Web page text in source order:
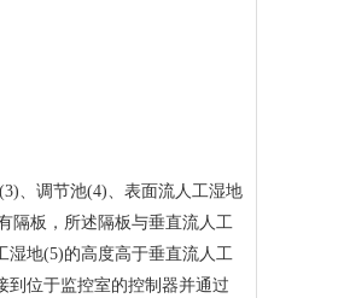
、调节池(4)、表面流人工湿地
隔板，所述隔板与垂直流人工
湿地(5)的高度高于垂直流人工
到位于监控室的控制器并通过